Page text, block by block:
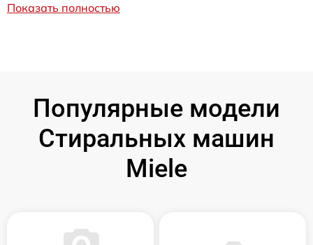
Показать полностью
Популярные модели
Стиральных машин
Miele